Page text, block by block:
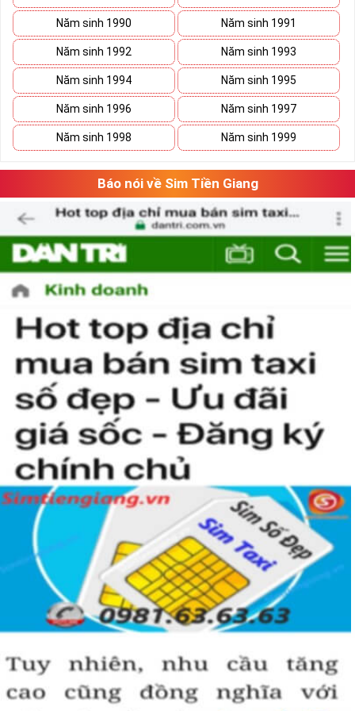
khách hàng.
Sim Năm Sinh Mobifone sẽ có các đầu số trên và
những năm sinh ở đuôi như: 076.5.01.1999,
0777.8.2.1998, 08988.4.1996, 0939.5.1.2014,
0907.31.03.82,...
Tham khảo ngay:Danh Sách Kho Sim Năm Sinh
MobiFone Giá Gốc
Sim Năm sinh VinaPhone:
Sim Năm Sinh Vinaphone- Vinaphone là nhà mạng lớn tại nước
ta có tên đầy đủ là Công ty Dịch vụ Viễn thông và đây là một
công ty thuộc Tập đoàn Bưu chính Viễn thông Việt Nam
(VNPT)
Với lĩnh vực chủ yếu thuộc về thông tin di động thông tin di
động, cung cấp các dịch vụ GSM, 3G, nhắn tin,... và nhiều lĩnh
vực khác, Vinaphone là tên thương mại được thành lập vào
ngày 26/6/1996.
Trong năm 2018 nhà mạng này chính thức trở thành nhà
mạng di động lớn thứ 2 Việt Nam với 21% thị trường chỉ sau
Viettel (60%) và đứng trên Mobifone với 18%.
Sau ngày 15/9/2018 thì nhà mạng này có tổng cộng có 7
đầu số gồm 091, 094, 088, 081, 082; 083, 084; 085 trong đó
đã bao gồm các đầu số được chuyển từ 11 số về 10 số.
Sim Năm Sinh của Vinaphone khá là hot trên thị trường vì các
đầu số của nhà mạng này khá đẹp. Bạn chắc chắn sẽ muốn sở
hữu một em sim nam sinh số đẹp của Vinaphone để dành
riêng cho mình đấy.
Sim Năm Sinh Vinaphone sẽ có các đầu số trên và
những năm sinh ở đuôi như: 0854.6.2.1999,
0889.78.1979, 0949.4.2.2001, 0886.20.08.99,
0886.22.01.98,...
Tham khảo ngay:
Danh Sách Kho Sim Năm Sinh
VinaPhone Giảm Giá
Năm sinh 1990 Năm sinh 1991
Năm sinh 1992 Năm sinh 1993
Năm sinh 1994 Năm sinh 1995
Năm sinh 1996 Năm sinh 1997
Năm sinh 1998 Năm sinh 1999
Báo nói về Sim Tiền Giang